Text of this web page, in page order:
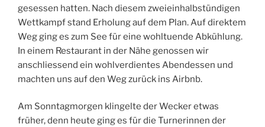
gesessen hatten. Nach diesem zweieinhalbstündigen
Wettkampf stand Erholung auf dem Plan. Auf direktem
Weg ging es zum See für eine wohltuende Abkühlung.
In einem Restaurant in der Nähe genossen wir
anschliessend ein wohlverdientes Abendessen und
machten uns auf den Weg zurück ins Airbnb.
Am Sonntagmorgen klingelte der Wecker etwas
früher, denn heute ging es für die Turnerinnen der